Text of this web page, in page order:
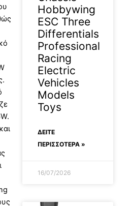
Hobbywing
ESC Three
Differentials
Professional
Racing
Electric
Vehicles
Models
Toys
ΔΕΊΤΕ
ΠΕΡΙΣΣΟΤΕΡΑ »
16/07/2026